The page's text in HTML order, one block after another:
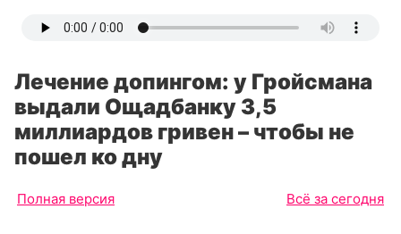
Лечение допингом: у Гройсмана
выдали Ощадбанку 3,5
миллиардов гривен – чтобы не
пошел ко дну
Полная версия Всё за сегодня